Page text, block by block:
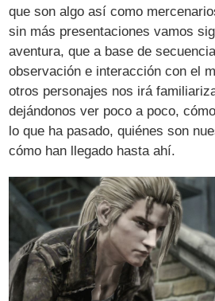
que son algo así como
sin más presentaciones vamos
aventura, que a base de
observación e interacción con el
otros personajes nos irá
dejándonos ver poco a poco,
lo que ha pasado, quiénes son
cómo han llegado hasta ahí.